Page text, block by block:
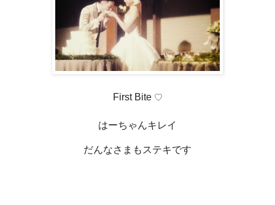
First Bite ♡
はーちゃんキレイ
だんなさまもステキです